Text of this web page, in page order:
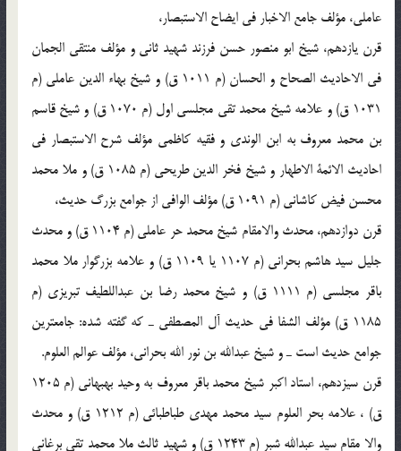
عاملي، مؤلف جامع الاخبار في ايضاح الاستبصار،
قرن يازدهم، شيخ ابو منصور حسن فرزند شهيد ثاني و مؤلف منتقي الجمان
في الاحاديث الصحاح و الحسان (م 1011 ق) و شيخ بهاء الدين عاملي (م
1031 ق) و علامه شيخ محمد تقي مجلسي اول (م 1070 ق) و شيخ قاسم
بن محمد معروف به ابن الوندي و فقيه كاظمي مؤلف شرح الاستبصار في
احاديث الائمة الاطهار و شيخ فخر الدين طريحي (م 1085 ق) و ملا محمد
محسن فيض كاشاني (م 1091 ق) مؤلف الوافي از جوامع بزرگ حديث،
قرن دوازدهم، محدث والامقام شيخ محمد حر عاملي (م 1104 ق) و محدث
جليل سيد هاشم بحراني (م 1107 يا 1109 ق) و علامه بزرگوار ملا محمد
باقر مجلسي (م 1111 ق) و شيخ محمد رضا بن عبداللطيف تبريزي (م
1185 ق) مؤلف الشفا في حديث آل المصطفي ـ كه گفته شده: جامعترين
جوامع حديث است ـ و شيخ عبدالله بن نور الله بحراني، مؤلف عوالم العلوم.
قرن سيزدهم، استاد اكبر شيخ محمد باقر معروف به وحيد بهبهاني (م 1205
ق) ، علامه بحر العلوم سيد محمد مهدي طباطبائي (م 1212 ق) و محدث
والا مقام سيد عبدالله شبر (م 1243 ق) و شهيد ثالث ملا محمد تقي برغاني